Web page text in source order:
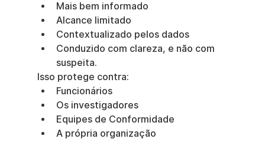
Mais bem informado
Alcance limitado
Contextualizado pelos dados
Conduzido com clareza, e não com
suspeita.
Isso protege contra:
Funcionários
Os investigadores
Equipes de Conformidade
A própria organização